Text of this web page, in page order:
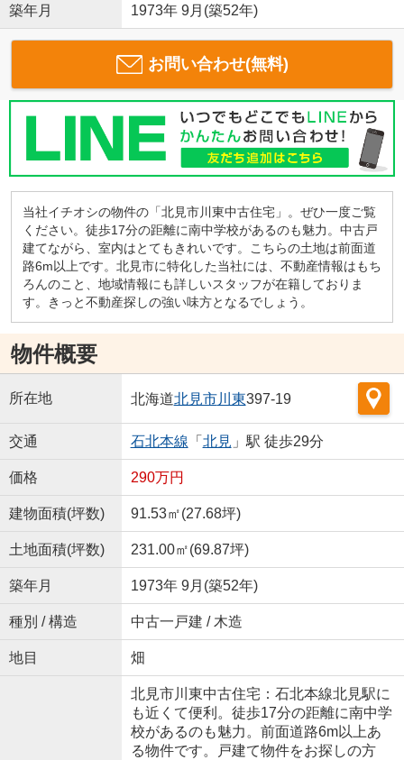
築年月 1973年 9月(築52年)
お問い合わせ(無料)
当社イチオシの物件の「北見市川東中古住宅」。ぜひ一度ご覧
ください。徒歩17分の距離に南中学校があるのも魅力。中古戸
建てながら、室内はとてもきれいです。こちらの土地は前面道
路6m以上です。北見市に特化した当社には、不動産情報はもち
ろんのこと、地域情報にも詳しいスタッフが在籍しておりま
す。きっと不動産探しの強い味方となるでしょう。
物件概要
所在地 北海道北見市川東397-19
交通 石北本線 「 北見 」駅 徒歩29分
価格 290万円
建物面積(坪数) 91.53㎡(27.68坪)
土地面積(坪数) 231.00㎡(69.87坪)
築年月 1973年 9月(築52年)
種別 / 構造 中古一戸建 / 木造
地目 畑
北見市川東中古住宅：石北本線北見駅に
も近くて便利。徒歩17分の距離に南中学
校があるのも魅力。前面道路6m以上あ
る物件です。戸建て物件をお探しの方